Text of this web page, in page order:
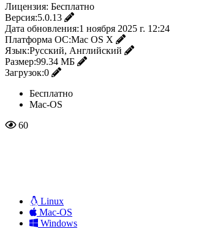
Лицензия: Бесплатно
Версия:5.0.13
Дата обновления:1 ноября 2025 г. 12:24
Платформа ОС:Mac OS X
Язык:Русский, Английский
Размер:99.34 МБ
Загрузок:0
Бесплатно
Mac-OS
60
Linux
Mac-OS
Windows